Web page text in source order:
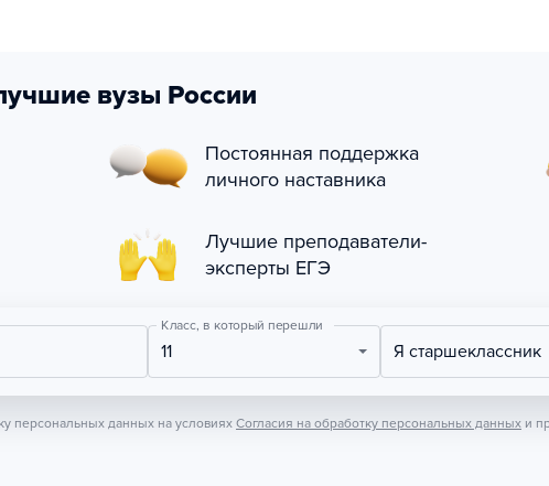
вузы России
Постоянная поддержка
личного наставника
Лучшие преподаватели-
эксперты ЕГЭ
Класс, в который перешли
11 Я старшеклассник
персональных данных на условиях Согласия на обработку персональных данных и